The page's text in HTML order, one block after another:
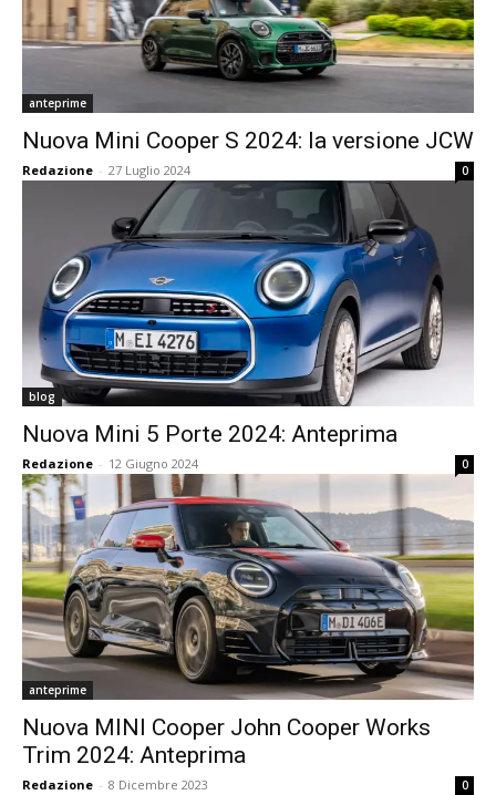
anteprime
Nuova Mini Cooper S 2024: la versione JCW
Redazione - 27 Luglio 2024 0
blog
Nuova Mini 5 Porte 2024: Anteprima
Redazione - 12 Giugno 2024 0
anteprime
Nuova MINI Cooper John Cooper Works
Trim 2024: Anteprima
Redazione - 8 Dicembre 2023 0